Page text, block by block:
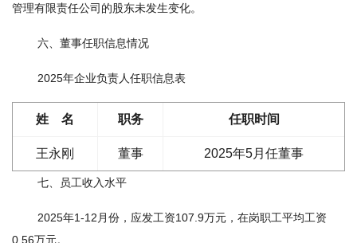
管理有限责任公司的股东未发生变化。
六、董事任职信息情况
2025年企业负责人任职信息表
姓 名 职务 任职时间
王永刚 董事 2025年5月任董事
七、员工收入水平
2025年1-12月份，应发工资107.9万元，在岗职工平均工资
0.56万元。